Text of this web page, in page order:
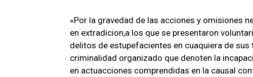
«Por la gravedad de las acciones y omisiones
en extradicion,a los que se presentaron
delitos de estupefacientes en cuaquiera de
criminalidad organizado que denoten la
en actuacciones comprendidas en la causal